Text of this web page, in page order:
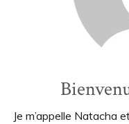
Je m’appelle Natacha